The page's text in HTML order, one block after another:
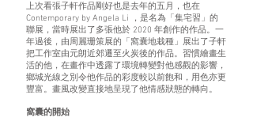
上次看張子軒作品剛好也是去年的五月，也在
Contemporary by Angela Li ，是名為「集宅習」的
聯展，當時展出了多張他於 2020 年創作的作品。一
年過後，由周麗珊策展的「窩囊地栽種」展出了子軒
把工作室由元朗近郊遷至火炭後的作品。習慣繪畫生
活的他，在畫作中透露了環境轉變對他感觀的影響，
鄉城光線之別令他作品的彩度較以前飽和，用色亦更
豐富。畫風改變直接地呈現了他情感狀態的轉向。
窩囊的開始